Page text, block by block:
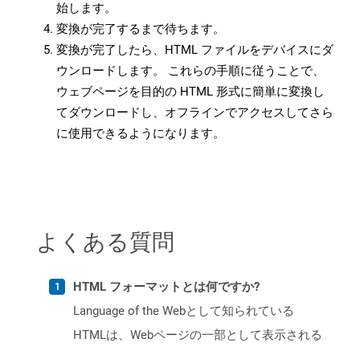
始します。
変換が完了するまで待ちます。
変換が完了したら、HTML ファイルをデバイスにダ
ウンロードします。 これらの手順に従うことで、
ウェブページを目的の HTML 形式に簡単に変換し
てダウンロードし、オフラインでアクセスしてさら
に使用できるようになります。
よくある質問
HTML フォーマットとは何ですか?
Language of the Webとして知られている
HTMLは、Webページの一部として表示される